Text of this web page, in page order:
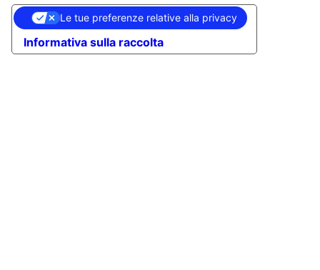
Informativa sulla raccolta
Le tue preferenze relative alla privacy